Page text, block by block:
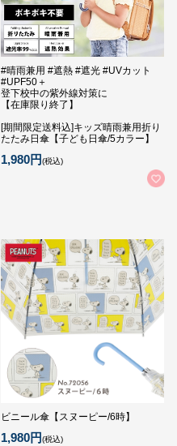
#晴雨兼用 #遮熱 #遮光 #UVカット
#UPF50＋
登下校中の紫外線対策に
【在庫限り終了】
[期間限定送料込]キッズ晴雨兼用折り
たたみ日傘【子ども日傘/5カラー】
1,980円(税込)
ビニール傘【スヌーピー/6時】
1,980円(税込)